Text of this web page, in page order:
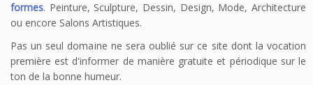
formes. Peinture, Sculpture, Dessin, Design, Mode, Architecture
ou encore Salons Artistiques.
Pas un seul domaine ne sera oublié sur ce site dont la vocation
première est d'informer de manière gratuite et périodique sur le
ton de la bonne humeur.